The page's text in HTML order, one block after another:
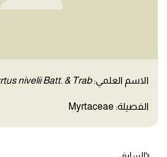
الاسم العلمي:nivelii Batt. & Trab.
الفصيلة: Myrtaceae